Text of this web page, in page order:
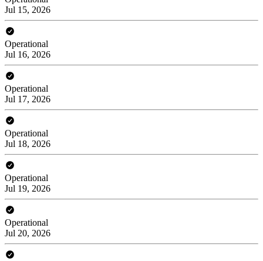
Jul 15, 2026
Operational
Jul 16, 2026
Operational
Jul 17, 2026
Operational
Jul 18, 2026
Operational
Jul 19, 2026
Operational
Jul 20, 2026